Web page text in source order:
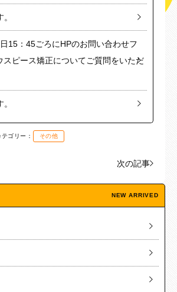
15：45ごろにHPのお問い合わせフ
スピース矯正についてご質問をいただ
テゴリー： その他
次の記事
NEW ARRIVED